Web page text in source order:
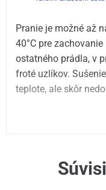
Pranie je možné až
40°C pre
ostatného prádla, v
froté uzlíkov.
teplote, ale skôr